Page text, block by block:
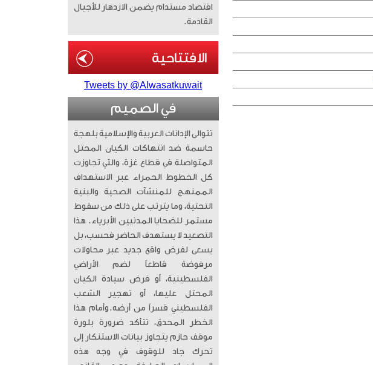
اقتصاد مستدام يضمن الازدهار للأجيال
القادمة.
Tweets by @Alwasatkuwait
في الصميم
تتوالى الإدانات العربية والإسلامية بلهجة
حاسمة ضد انتهاكات الكيان المحتل
المتواصلة في قطاع غزة، والتي تجاوزت
كل الخطوط الحمراء عبر الاستهداف
الممنهج للمنشآت الصحية والبنية
التحتية، وما يترتب على ذلك من سقوط
مستمر للضحايا المدنيين الأبرياء. ​ هذا
التصعيد لا يستهدف الحاضر فحسب، بل
يسعى لفرض واقع جديد عبر محاولات
مرفوضة قاطعاً لضم الأراضي
الفلسطينية، أو فرض سيادة الكيان
المحتل عليها، أو تهجير الشعب
الفلسطيني قسراً من أرضه. ​وأمام هذا
الخطر المحدق، تتأكد ضرورة بلورة
موقف حازم يتجاوز بيانات الاستنكار إلى
تحرك جاد للوقوف في وجه هذه